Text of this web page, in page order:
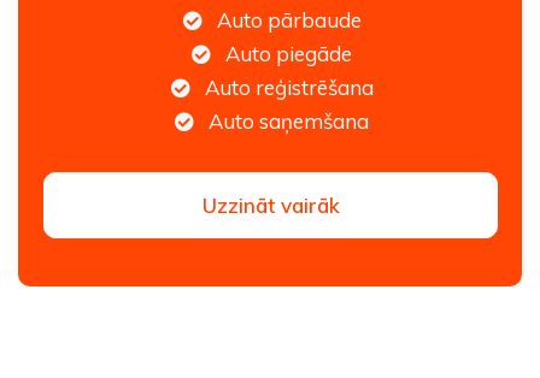
Auto pārbaude
Auto piegāde
Auto reģistrēšana
Auto saņemšana
Uzzināt vairāk